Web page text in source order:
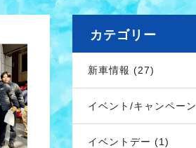
カテゴリー
新車情報 (27)
イベント/キャンペー
イベントデー (1)